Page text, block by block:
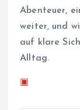
Abenteuer,
weiter, und
auf klare
Alltag.
▣